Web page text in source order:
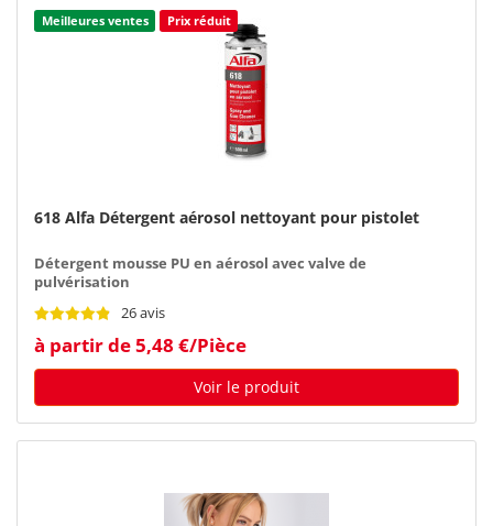
Meilleures ventes Prix réduit
618 Alfa Détergent aérosol nettoyant pour pistolet
Détergent mousse PU en aérosol avec valve de
pulvérisation
26 avis
à partir de 5,48 €/Pièce
Voir le produit